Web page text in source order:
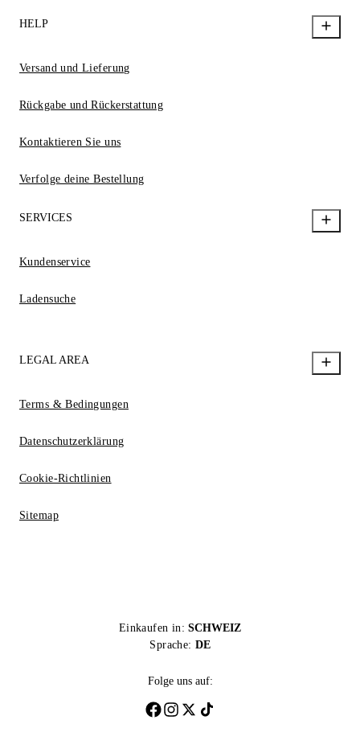
HELP
Versand und Lieferung
Rückgabe und Rückerstattung
Kontaktieren Sie uns
Verfolge deine Bestellung
SERVICES
Kundenservice
Ladensuche
LEGAL AREA
Terms & Bedingungen
Datenschutzerklärung
Cookie-Richtlinien
Sitemap
Einkaufen in: SCHWEIZ
Sprache: DE
Folge uns auf: